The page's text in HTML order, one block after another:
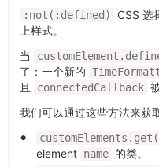
:not(:defined)
CSS 选
上样式。
当
了：一个新的
且
connectedCallback
我们可以通过这些方法来获
element name 的类。